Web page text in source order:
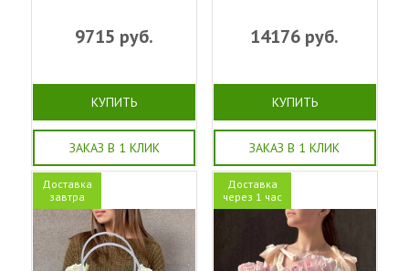
9715 руб.
КУПИТЬ
ЗАКАЗ В 1 КЛИК
14176 руб.
КУПИТЬ
ЗАКАЗ В 1 КЛИК
Доставка
завтра
Доставка
через 1 час